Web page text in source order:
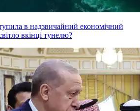
в надзвичайний економічний
вкінці тунелю?